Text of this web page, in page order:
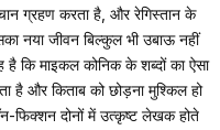
ग्रहण करता है, और रेगिस्तान के
नया जीवन बिल्कुल भी उबाऊ नहीं
है कि माइकल कोनिक के शब्दों का ऐसा
है और किताब को छोड़ना मुश्किल हो
दोनों में उत्कृष्ट लेखक होते